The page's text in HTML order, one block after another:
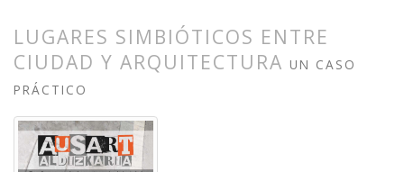
LUGARES SIMBIÓTICOS ENTRE
CIUDAD Y ARQUITECTURA UN CASO
PRÁCTICO